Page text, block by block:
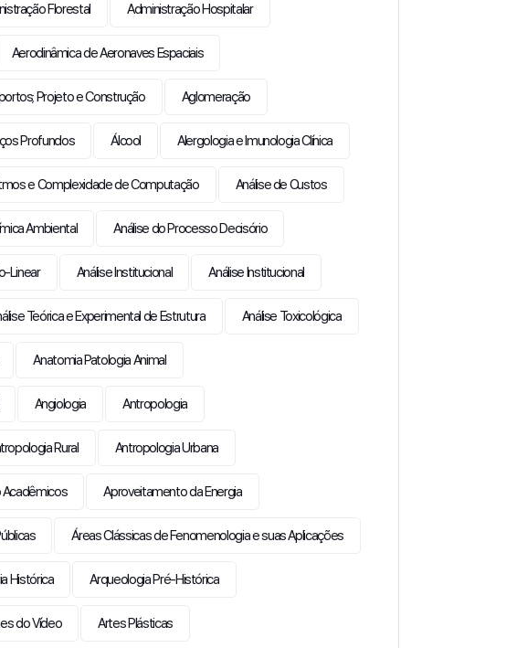
Florestal Administração Hospitalar
Aerodinâmica de Aeronaves Espaciais
Projeto e Construção Aglomeração
Profundos Álcool Alergologia e Imunologia Clínica
e Complexidade de Computação Análise de Custos
Ambiental Análise do Processo Decisório
Linear Análise Institucional Análise Institucional
Teórica e Experimental de Estrutura Análise Toxicológica
Anatomia Patologia Animal
Angiologia Antropologia
Rural Antropologia Urbana
Aproveitamento da Energia
Áreas Clássicas de Fenomenologia e suas Aplicações
Histórica Arqueologia Pré-Histórica
do Vídeo Artes Plásticas